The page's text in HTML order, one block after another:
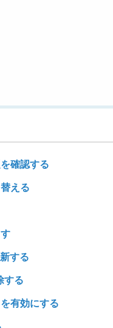
確認する
える
する
する
有効にする